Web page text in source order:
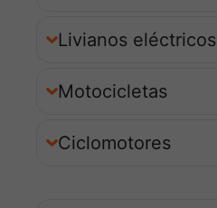
Livianos eléctricos
Motocicletas
Ciclomotores